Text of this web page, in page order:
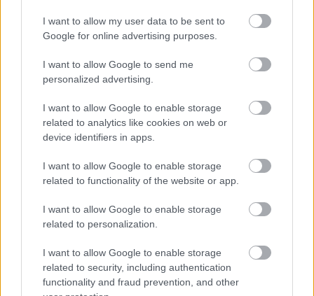
I want to allow my user data to be sent to
Google for online advertising purposes.
I want to allow Google to send me
personalized advertising.
I want to allow Google to enable storage
related to analytics like cookies on web or
device identifiers in apps.
I want to allow Google to enable storage
related to functionality of the website or app.
I want to allow Google to enable storage
related to personalization.
I want to allow Google to enable storage
related to security, including authentication
functionality and fraud prevention, and other
Mai Manó Ház a
Facebookon